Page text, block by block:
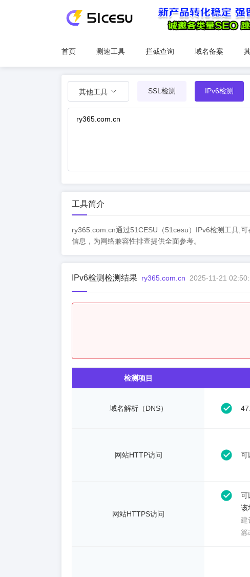
首页 测速工具 拦截查询 域名备案
其他工具 SSL检测 IPv6检测
工具简介
ry365.com.cn通过51CESU（51cesu）IPv6检测工具,
信息，为网络兼容性排查提供全面参考。
IPv6检测检测结果 ry365.com.cn 2025-11-21
检测项目
域名解析（DNS）
网站HTTP访问 可
网站HTTPS访问
可
该
建
篡